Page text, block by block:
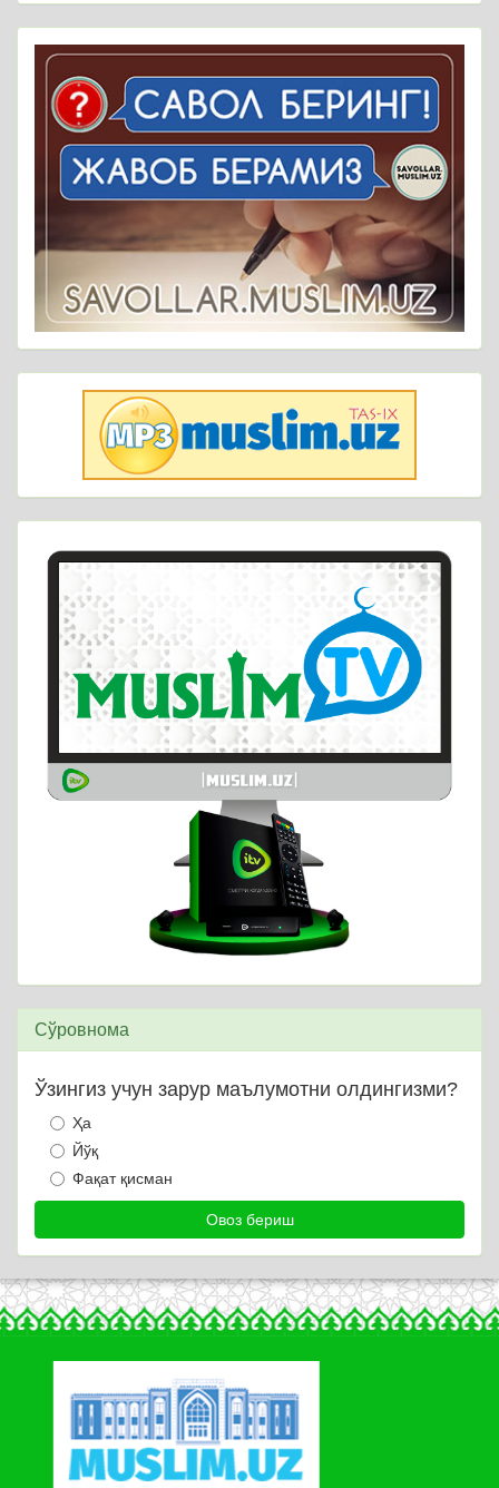
Сўровнома
Ўзингиз учун зарур маълумотни олдингизми?
Ҳа
Йўқ
Фақат қисман